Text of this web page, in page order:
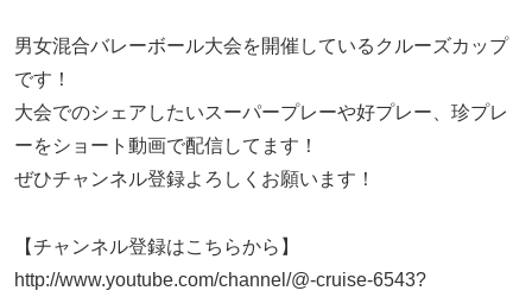
男女混合バレーボール大会を開催しているクルーズカップ
です！
大会でのシェアしたいスーパープレーや好プレー、珍プレ
ーをショート動画で配信してます！
ぜひチャンネル登録よろしくお願います！
【チャンネル登録はこちらから】
http://www.youtube.com/channel/@-cruise-6543?